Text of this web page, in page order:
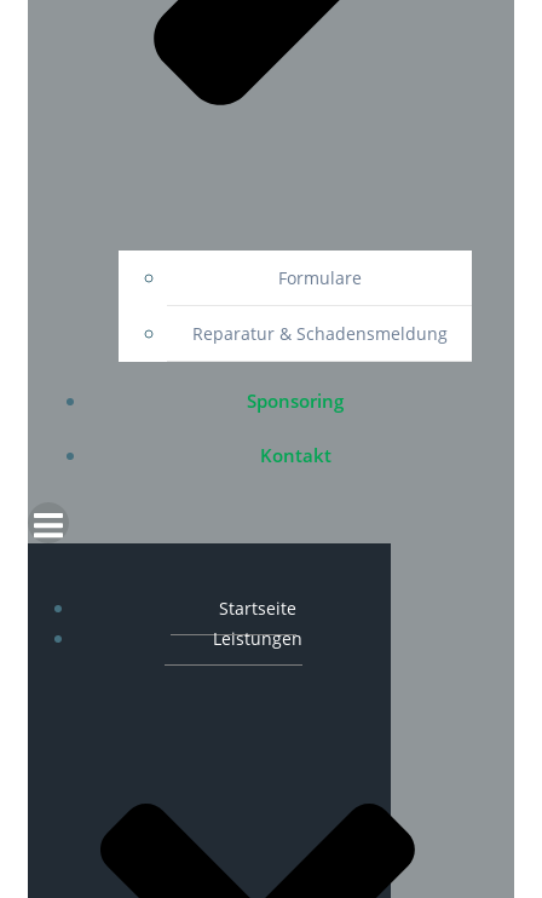
Formulare
Reparatur & Schadensmeldung
Sponsoring
Kontakt
Startseite
Leistungen